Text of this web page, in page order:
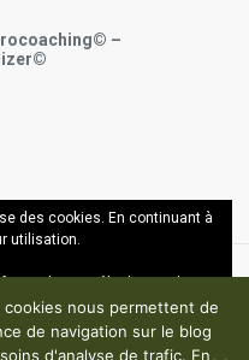
des cookies. En continuant à
utilisation.
–
- Sa'Naturopathe 2017-2024
confidentialité – CGU
nous permettent de
de navigation sur le blog
d'analyse de trafic. En